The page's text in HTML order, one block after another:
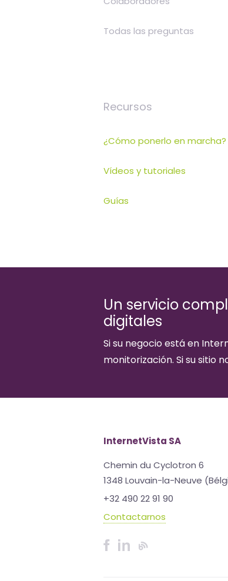
Todas las preguntas
Recursos
¿Cómo ponerlo en marcha?
Vídeos y tutoriales
Guías
Un servicio
digitales
Si su negocio está en
monitorización. Si su sitio
InternetVista SA
Chemin du Cyclotron 6
1348 Louvain-la-Neuve
+32 490 22 91 90
Contactarnos